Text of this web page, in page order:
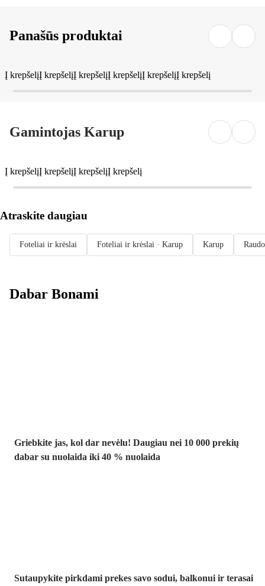
Panašūs produktai
Į krepšelįĮ krepšelįĮ krepšelįĮ krepšelįĮ krepšelįĮ krepšelį
Gamintojas Karup
Į krepšelįĮ krepšelįĮ krepšelįĮ krepšelį
Atraskite daugiau
Foteliai ir krėslai Foteliai ir krėslai · Karup Karup
Dabar Bonami
Griebkite jas, kol dar nevėlu! Daugiau nei 10 000 prekių
dabar su nuolaida iki 40 % nuolaida
Sutaupykite pirkdami prekes savo sodui, balkonui ir terasai